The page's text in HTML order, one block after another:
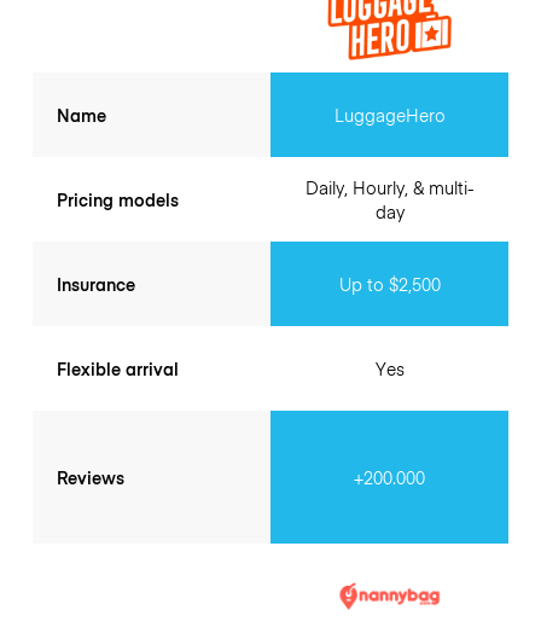
Name
Pricing models
Insurance
Flexible arrival
Reviews
LuggageHero
Daily, Hourly, & multi-
day
Up to $2,500
Yes
+200.000